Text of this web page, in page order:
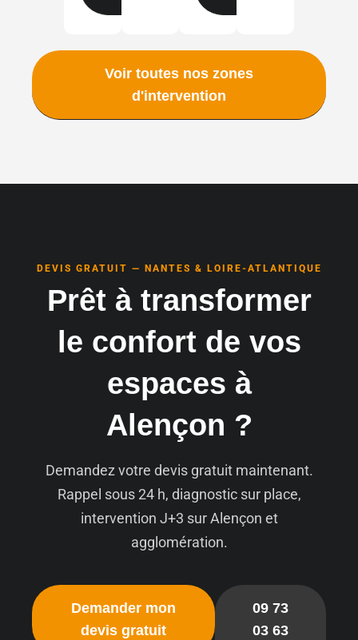
Voir toutes nos zones
d'intervention
DEVIS GRATUIT — NANTES & LOIRE-ATLANTIQUE
Prêt à transformer
le confort de vos
espaces à
Alençon ?
Demandez votre devis gratuit maintenant.
Rappel sous 24 h, diagnostic sur place,
intervention J+3 sur Alençon et
agglomération.
Demander mon
devis gratuit
09 73
03 63